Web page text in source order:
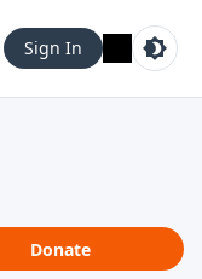
Sign In
Donate